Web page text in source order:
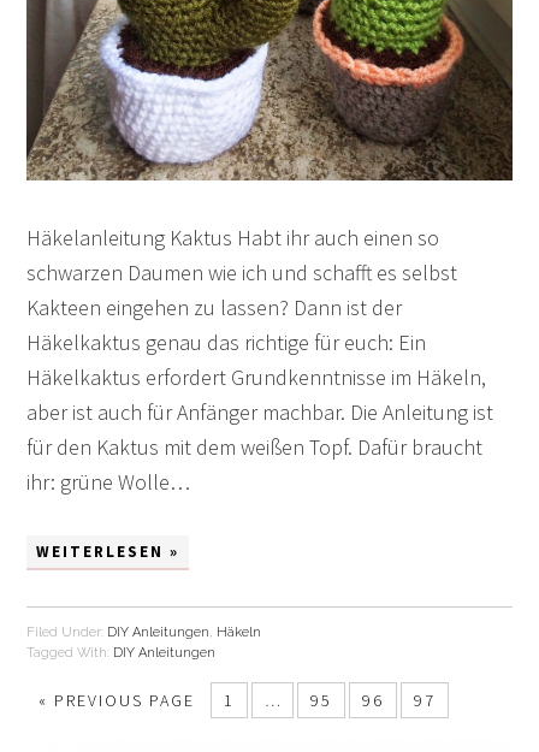
Häkelanleitung Kaktus Habt ihr auch einen so
schwarzen Daumen wie ich und schafft es selbst
Kakteen eingehen zu lassen? Dann ist der
Häkelkaktus genau das richtige für euch: Ein
Häkelkaktus erfordert Grundkenntnisse im Häkeln,
aber ist auch für Anfänger machbar. Die Anleitung ist
für den Kaktus mit dem weißen Topf. Dafür braucht
ihr: grüne Wolle…
WEITERLESEN »
Filed Under: DIY Anleitungen, Häkeln
Tagged With: DIY Anleitungen
« PREVIOUS PAGE 1 … 95 96 97